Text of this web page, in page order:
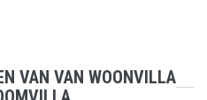
VAN VAN WOONVILLA